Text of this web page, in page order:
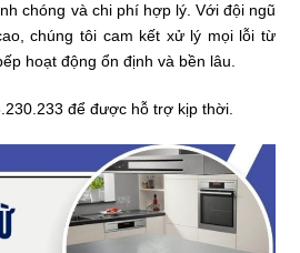
chóng và chi phí hợp lý. Với đội ngũ
chúng tôi cam kết xử lý mọi lỗi từ
hoạt động ổn định và bền lâu.
để được hỗ trợ kịp thời.